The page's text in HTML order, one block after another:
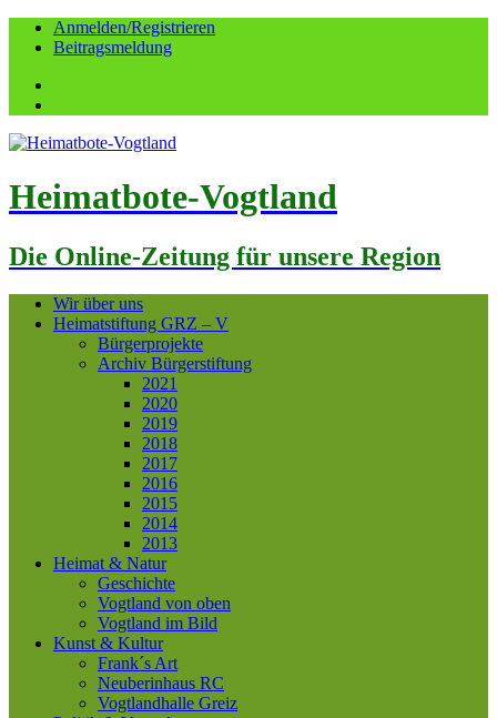
Anmelden/Registrieren
Beitragsmeldung
Heimatbote-Vogtland
Die Online-Zeitung für unsere Region
Wir über uns
Heimatstiftung GRZ – V
Bürgerprojekte
Archiv Bürgerstiftung
2021
2020
2019
2018
2017
2016
2015
2014
2013
Heimat & Natur
Geschichte
Vogtland von oben
Vogtland im Bild
Kunst & Kultur
Frank´s Art
Neuberinhaus RC
Vogtlandhalle Greiz